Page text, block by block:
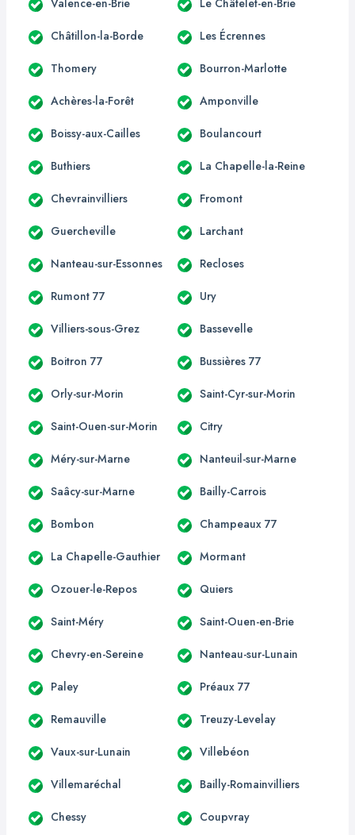
Châtillon-la-Borde Les Écrennes
Thomery Bourron-Marlotte
Achères-la-Forêt Amponville
Boissy-aux-Cailles Boulancourt
Buthiers La Chapelle-la-Reine
Chevrainvilliers Fromont
Guercheville Larchant
Nanteau-sur-Essonnes Recloses
Rumont 77 Ury
Villiers-sous-Grez Bassevelle
Boitron 77 Bussières 77
Orly-sur-Morin Saint-Cyr-sur-Morin
Saint-Ouen-sur-Morin Citry
Méry-sur-Marne Nanteuil-sur-Marne
Saâcy-sur-Marne Bailly-Carrois
Bombon Champeaux 77
La Chapelle-Gauthier Mormant
Ozouer-le-Repos Quiers
Saint-Méry Saint-Ouen-en-Brie
Chevry-en-Sereine Nanteau-sur-Lunain
Paley Préaux 77
Remauville Treuzy-Levelay
Vaux-sur-Lunain Villebéon
Villemaréchal Bailly-Romainvilliers
Chessy Coupvray